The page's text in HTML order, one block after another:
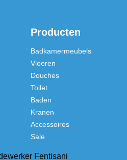
Producten
Badkamermeubels
Vloeren
Douches
Toilet
Baden
Kranen
Accessoires
Sale